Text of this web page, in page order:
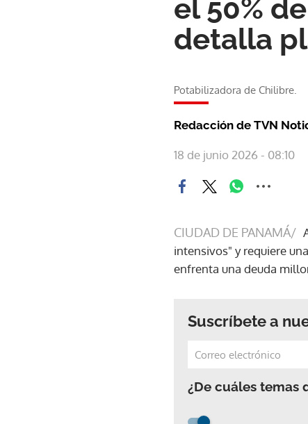
el 50%
detalla
Potabilizadora de Chilibre.
Redacción de TVN
18 de junio 2026 - 08:10
CIUDAD DE PANAMÁ/
intensivos" y requiere
enfrenta una deuda
Suscríbete a
¿De cuáles temas